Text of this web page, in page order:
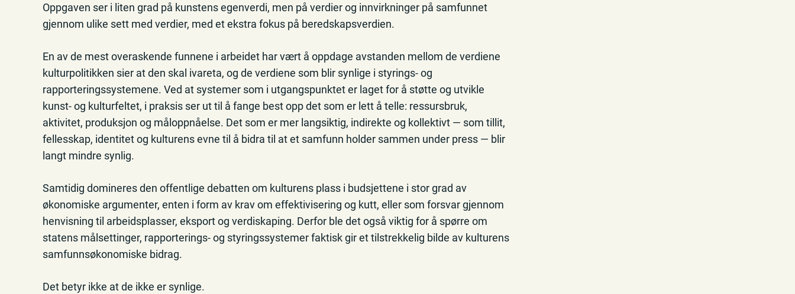
Oppgaven ser i liten grad på kunstens egenverdi, men på verdier og innvirkninger på samfunnet
gjennom ulike sett med verdier, med et ekstra fokus på beredskapsverdien.
En av de mest overaskende funnene i arbeidet har vært å oppdage avstanden mellom de verdiene
kulturpolitikken sier at den skal ivareta, og de verdiene som blir synlige i styrings- og
rapporteringssystemene. Ved at systemer som i utgangspunktet er laget for å støtte og utvikle
kunst- og kulturfeltet, i praksis ser ut til å fange best opp det som er lett å telle: ressursbruk,
aktivitet, produksjon og måloppnåelse. Det som er mer langsiktig, indirekte og kollektivt — som tillit,
fellesskap, identitet og kulturens evne til å bidra til at et samfunn holder sammen under press — blir
langt mindre synlig.
Samtidig domineres den offentlige debatten om kulturens plass i budsjettene i stor grad av
økonomiske argumenter, enten i form av krav om effektivisering og kutt, eller som forsvar gjennom
henvisning til arbeidsplasser, eksport og verdiskaping. Derfor ble det også viktig for å spørre om
statens målsettinger, rapporterings- og styringssystemer faktisk gir et tilstrekkelig bilde av kulturens
samfunnsøkonomiske bidrag.
Det betyr ikke at de ikke er synlige.